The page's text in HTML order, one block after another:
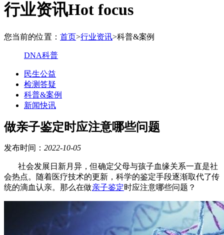
行业资讯Hot focus
您当前的位置： 首页>行业资讯>科普&案例
DNA科普
民生公益
检测答疑
科普&案例
新闻快讯
做亲子鉴定时应注意哪些问题
发布时间： 2022-10-05
社会发展日新月异，但确定父母与孩子血缘关系一直是社
会热点。随着医疗技术的更新，科学的鉴定手段逐渐取代了传
统的滴血认亲。那么在做亲子鉴定时应注意哪些问题？